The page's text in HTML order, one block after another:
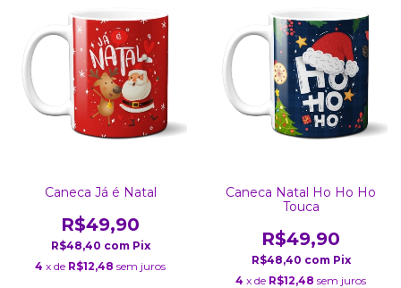
Caneca Já é Natal
R$49,90
R$48,40 com Pix
4 x de R$12,48 sem juros
Caneca Natal Ho Ho Ho
Touca
R$49,90
R$48,40 com Pix
4 x de R$12,48 sem juros